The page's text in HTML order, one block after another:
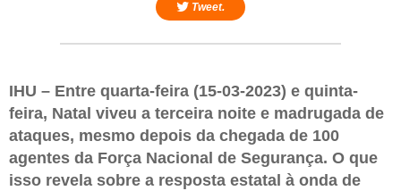
Tweet.
IHU – Entre quarta-feira (15-03-2023) e quinta-
feira, Natal viveu a terceira noite e madrugada de
ataques, mesmo depois da chegada de 100
agentes da Força Nacional de Segurança. O que
isso revela sobre a resposta estatal à onda de